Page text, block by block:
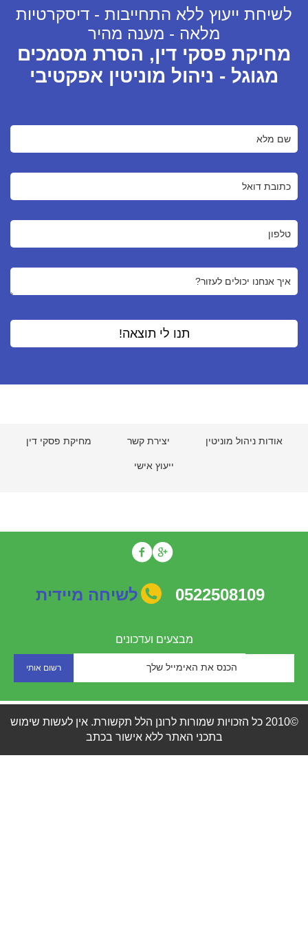
לשיחת ייעוץ ללא התחייבות - דיסקרטיות
מלאה - מענה מהיר
מחיקת פסקי דין, הסרת מסמכים
מגוגל - ניהול מוניטין אפקטיבי
אודות ניהול מוניטין יצירת קשר מחיקת פסקי דין
ייעוץ אישי
0522508109 לשיחה מיידית
מבצעים ועדכונים
©2010 כל הזכויות שמורות לרונן הלל תקשורת. אין לעשות שימוש
בתכני האתר ללא אישור בכתב